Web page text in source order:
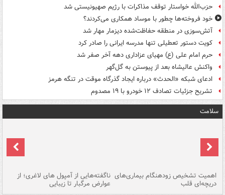
حزب‌الله خواستار توقف مذاکرات با رژیم صهیونیستی شد
خود فروخته‌ها چطور با موساد همکاری می‌کردند؟
آتش‌سوزی در منطقه حفاظت‌شده دیزمار مهار شد
کویت دستور تعطیلی تنها مدرسه ایرانی را صادر کرد
حرم امام علی (ع) مهیای عزاداری دهه آخر صفر شد
واکنش عالیشاه بعد از پیوستن به گل‌گهر
ادعای شبکه «الحدث» درباره ایجاد گذرگاه موقت در تنگه هرمز
تشریح جزئیات تصادف ۱۲ خودرو با ۱۹ مصدوم
سلامت
اهمیت تشخیص زودهنگام بیماری‌های
دریچه‌ای قلب
ناگفته‌هایی از آمپول های لاغری؛ از
عوارض مرگبار تا زیبایی